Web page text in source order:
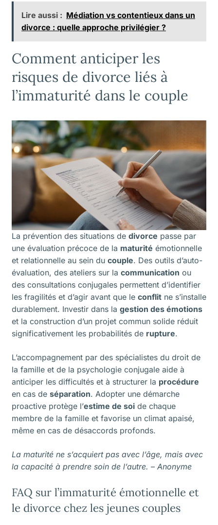
Lire aussi : Médiation vs contentieux dans un
divorce : quelle approche privilégier ?
Comment anticiper les
risques de divorce liés à
l’immaturité dans le couple
La prévention des situations de divorce passe par
une évaluation précoce de la maturité émotionnelle
et relationnelle au sein du couple. Des outils d’auto-
évaluation, des ateliers sur la communication ou
des consultations conjugales permettent d’identifier
les fragilités et d’agir avant que le conflit ne s’installe
durablement. Investir dans la gestion des émotions
et la construction d’un projet commun solide réduit
significativement les probabilités de rupture.
L’accompagnement par des spécialistes du droit de
la famille et de la psychologie conjugale aide à
anticiper les difficultés et à structurer la procédure
en cas de séparation. Adopter une démarche
proactive protège l’estime de soi de chaque
membre de la famille et favorise un climat apaisé,
même en cas de désaccords profonds.
La maturité ne s’acquiert pas avec l’âge, mais avec
la capacité à prendre soin de l’autre. – Anonyme
FAQ sur l’immaturité émotionnelle et
le divorce chez les jeunes couples